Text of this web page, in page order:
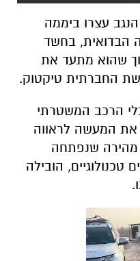
הרכב המשטרתי
את המעשה לראווה
מהירה שנפתחה